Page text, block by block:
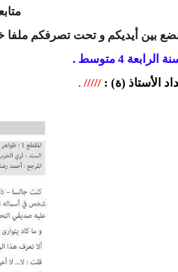
بين أيديكم و تحت تصرفكم ملفا
4 متوسط
.
الأستاذ (ة) : /////
.